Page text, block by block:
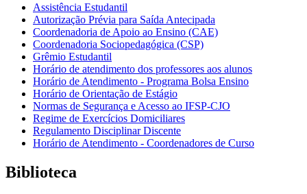
Assistência Estudantil
Autorização Prévia para Saída Antecipada
Coordenadoria de Apoio ao Ensino (CAE)
Coordenadoria Sociopedagógica (CSP)
Grêmio Estudantil
Horário de atendimento dos professores aos alunos
Horário de Atendimento - Programa Bolsa Ensino
Horário de Orientação de Estágio
Normas de Segurança e Acesso ao IFSP-CJO
Regime de Exercícios Domiciliares
Regulamento Disciplinar Discente
Horário de Atendimento - Coordenadores de Curso
Biblioteca